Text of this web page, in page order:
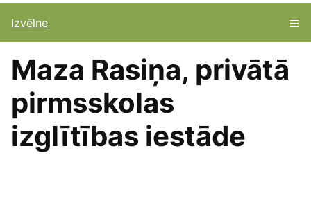
Izvēlne
Maza Rasiņa, privātā
pirmsskolas
izglītības iestāde